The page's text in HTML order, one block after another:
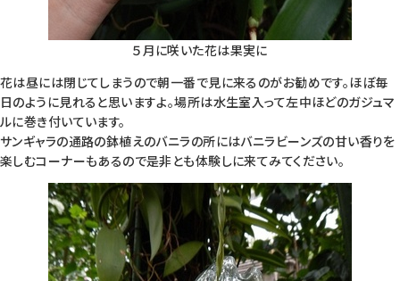
５月に咲いた花は果実に
花は昼には閉じてしまうので朝一番で見に来るのがお勧めです。ほぼ毎
日のように見れると思いますよ。場所は水生室入って左中ほどのガジュマ
ルに巻き付いています。
サンギャラの通路の鉢植えのバニラの所にはバニラビーンズの甘い香りを
楽しむコーナーもあるので是非とも体験しに来てみてください。